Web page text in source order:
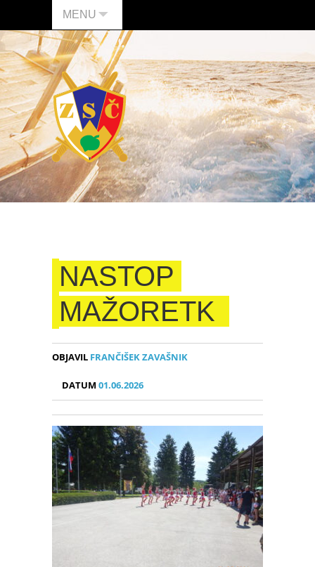
MENU
NASTOP
MAŽORETK
OBJAVIL FRANČIŠEK ZAVAŠNIK
DATUM01.06.2026